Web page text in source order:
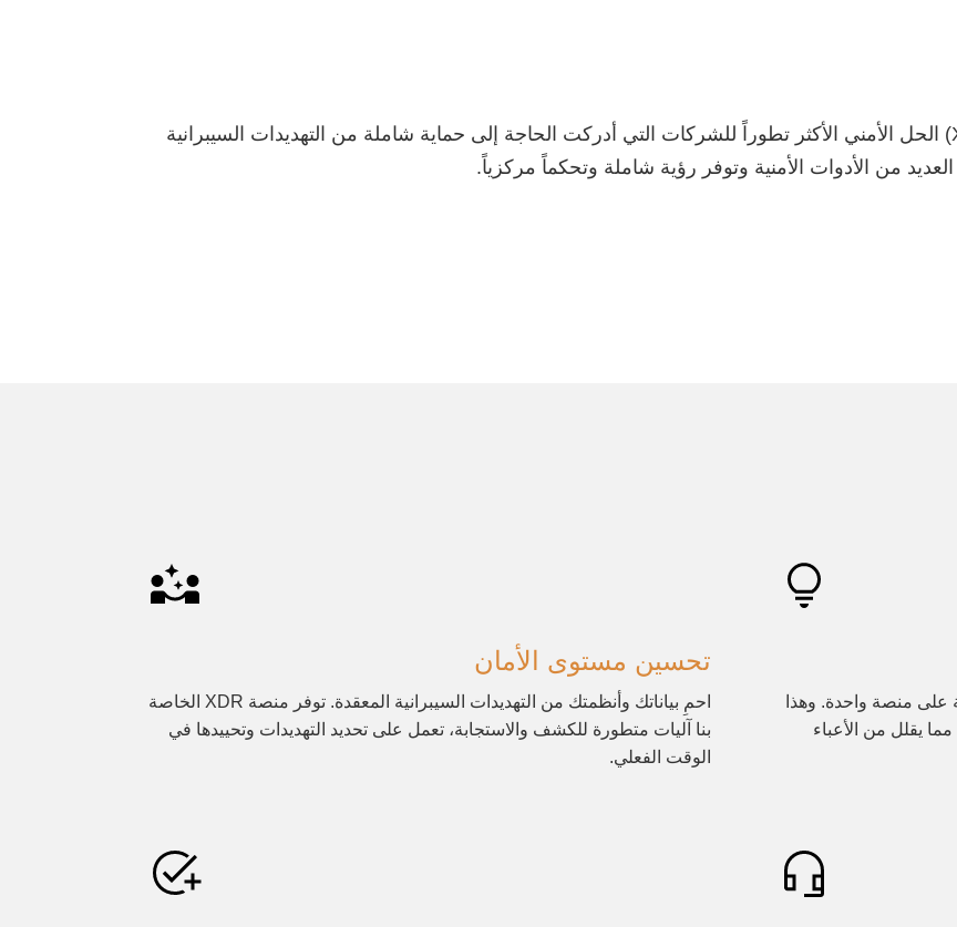
يُعد نظام «الكشف والاستجابة الموسعين» (XDR) الحل الأمني الأكثر تطوراً للشركات التي أدركت الحاجة إلى حماية شاملة من التهديدات السيبرانية
تحسين مستوى الأمان
احمِ بياناتك وأنظمتك من التهديدات السيبرانية المعقدة. توفر منصة XDR الخاصة
بنا آليات متطورة للكشف والاستجابة، تعمل على تحديد التهديدات وتحييدها في
الوقت الفعلي.
على منصة واحدة. وهذا
يقلل من الأعباء